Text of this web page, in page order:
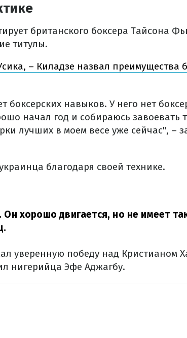
британского боксера Тайсона
титулы.
– Киладзе назвал преимущества
боксерских навыков. У него нет
начал год и собираюсь завоевать
лучших в моем весе уже сейчас", –
благодаря своей технике.
хорошо двигается, но не имеет
уверенную победу над Кристианом
нигерийца Эфе Аджагбу.